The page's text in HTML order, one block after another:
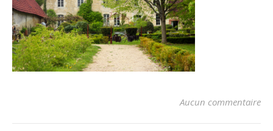
Aucun commentaire